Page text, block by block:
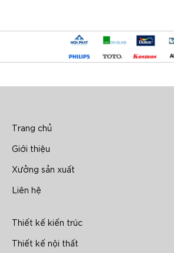
Trang chủ
Giới thiệu
Xưởng sản xuất
Liên hệ
Thiết kế kiến trúc
Thiết kế nội thất